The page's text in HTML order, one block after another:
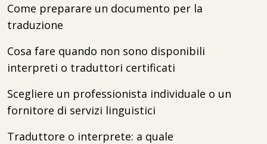
Come preparare un documento per la
traduzione
Cosa fare quando non sono disponibili
interpreti o traduttori certificati
Scegliere un professionista individuale o un
fornitore di servizi linguistici
Traduttore o interprete: a quale